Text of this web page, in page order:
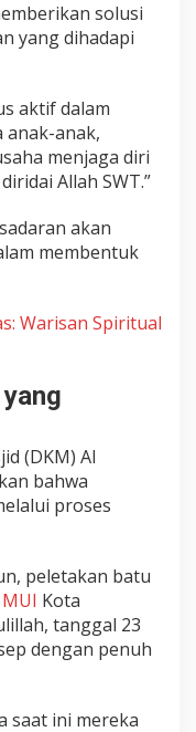
solusi
yang dihadapi
aktif dalam
anak-anak,
menjaga diri
Allah SWT.”
akan
membentuk
Warisan Spiritual
(DKM) Al
bahwa
proses
peletakan batu
MUI Kota
tanggal 23
dengan penuh
saat ini mereka